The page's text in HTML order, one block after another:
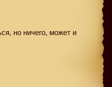
но ничего, может и